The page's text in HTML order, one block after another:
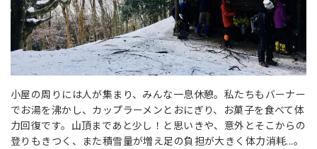
小屋の周りには人が集まり、みんな一息休憩。私たちもバーナー
でお湯を沸かし、カップラーメンとおにぎり、お菓子を食べて体
力回復です。山頂まであと少し！と思いきや、意外とそこからの
登りもきつく、また積雪量が増え足の負担が大きく体力消耗...。